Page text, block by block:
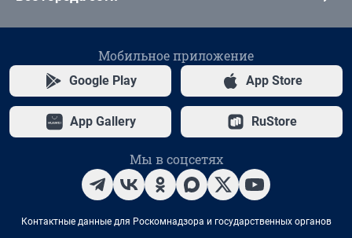
Мобильное приложение
Google Play App Store
App Gallery RuStore
Мы в соцсетях
Контактные данные для Роскомнадзора и государственных органов